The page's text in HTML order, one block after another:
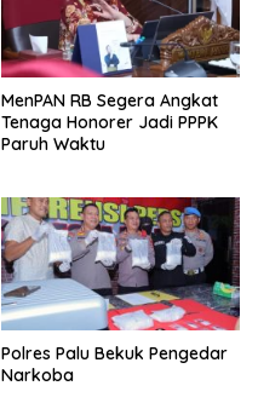
MenPAN RB Segera Angkat
Tenaga Honorer Jadi PPPK
Paruh Waktu
Polres Palu Bekuk Pengedar
Narkoba